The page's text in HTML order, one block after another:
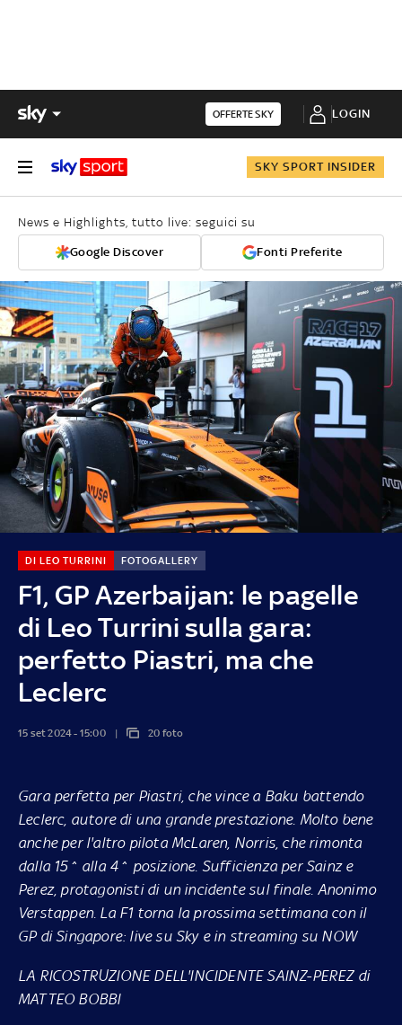
OFFERTE SKY LOGIN
SKY SPORT INSIDER
News e Highlights, tutto live: seguici su
Google Discover Fonti Preferite
F1, GP Azerbaijan: le pagelle
di Leo Turrini sulla gara:
perfetto Piastri, ma che
Leclerc
DI LEO TURRINI FOTOGALLERY
15 set 2024 - 15:00 20 foto
Gara perfetta per Piastri, che vince a Baku battendo
Leclerc, autore di una grande prestazione. Molto bene
anche per l'altro pilota McLaren, Norris, che rimonta
dalla 15^ alla 4^ posizione. Sufficienza per Sainz e
Perez, protagonisti di un incidente sul finale. Anonimo
Verstappen. La F1 torna la prossima settimana con il
GP di Singapore: live su Skye in streaming su NOW
LA RICOSTRUZIONE DELL'INCIDENTE SAINZ-PEREZ di
MATTEO BOBBI